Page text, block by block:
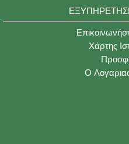
Χάρτης
O